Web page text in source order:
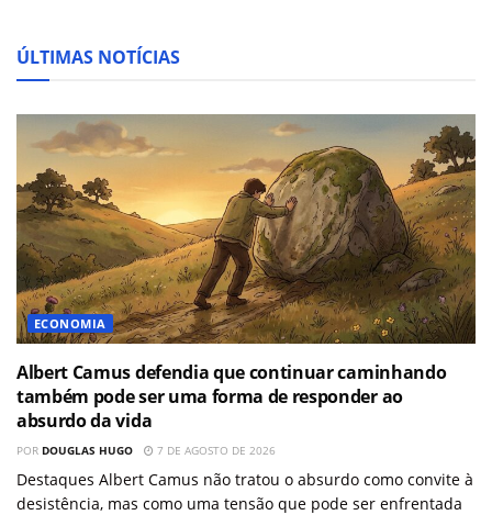
ÚLTIMAS NOTÍCIAS
ECONOMIA
Albert Camus defendia que continuar caminhando
também pode ser uma forma de responder ao
absurdo da vida
POR DOUGLAS HUGO 7 DE AGOSTO DE 2026
Destaques Albert Camus não tratou o absurdo como convite à
desistência, mas como uma tensão que pode ser enfrentada